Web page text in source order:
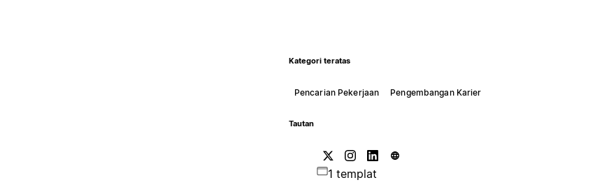
Kategori teratas
Pencarian Pekerjaan Pengembangan Karier
Tautan
1 templat